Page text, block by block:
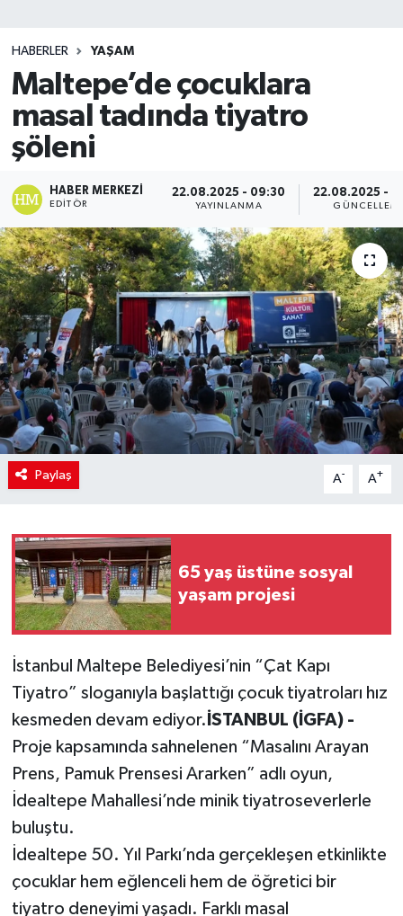
HABERLER YAŞAM
Maltepe’de çocuklara
masal tadında tiyatro
şöleni
HABER MERKEZI
EDITÖR
22.08.2025 - 09:30
YAYINLANMA
22.08.2025 -
Paylaş A- A+
65 yaş üstüne sosyal
yaşam projesi
İstanbul Maltepe Belediyesi’nin “Çat Kapı
Tiyatro” sloganıyla başlattığı çocuk tiyatroları hız
kesmeden devam ediyor. İSTANBUL (İGFA) -
Proje kapsamında sahnelenen “Masalını Arayan
Prens, Pamuk Prensesi Ararken” adlı oyun,
İdealtepe Mahallesi’nde minik tiyatroseverlerle
buluştu.
İdealtepe 50. Yıl Parkı’nda gerçekleşen etkinlikte
çocuklar hem eğlenceli hem de öğretici bir
tiyatro deneyimi yaşadı. Farklı masal
Teknoloji
TRABZON